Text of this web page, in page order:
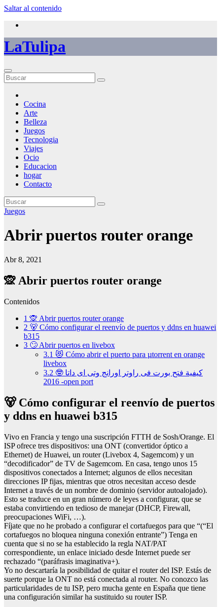
Saltar al contenido
LaTulipa
Cocina
Arte
Belleza
Juegos
Tecnologia
Viajes
Ocio
Educacion
hogar
Contacto
Juegos
Abrir puertos router orange
Abr 8, 2021
🙊 Abrir puertos router orange
Contenidos
1 🙊 Abrir puertos router orange
2 🐻 Cómo configurar el reenvío de puertos y ddns en huawei
b315
3 🙄 Abrir puertos en livebox
3.1 😻 Cómo abrir el puerto para µtorrent en orange
livebox
3.2 🤓 كيفية فتح بورت فى راوتر اورانج وتى اى داتا
2016 -open port
🐻 Cómo configurar el reenvío de puertos
y ddns en huawei b315
Vivo en Francia y tengo una suscripción FTTH de Sosh/Orange. El
ISP ofrece tres dispositivos: una ONT (convertidor óptico a
Ethernet) de Huawei, un router (Livebox 4, Sagemcom) y un
“decodificador” de TV de Sagemcom. En casa, tengo unos 15
dispositivos conectados a Internet; algunos de ellos necesitan
direcciones IP fijas, mientras que otros necesitan acceso desde
Internet a través de un nombre de dominio (servidor autoalojado).
Esto se traduce en un gran número de leyes a configurar, que se
estaba convirtiendo en tedioso de manejar (DHCP, Firewall,
preocupaciones WiFi, …).
Fíjate que no he probado a configurar el cortafuegos para que “(“El
cortafuegos no bloquea ninguna conexión entrante”) Tenga en
cuenta que si no se ha establecido la regla NAT/PAT
correspondiente, un enlace iniciado desde Internet puede ser
rechazado “(paráfrasis imaginativa+).
Yo no descartaría la posibilidad de quitar el router del ISP. Estás de
suerte porque la ONT no está conectada al router. No conozco las
particularidades de tu ISP, pero mucha gente en España que tiene
una configuración similar ha sustituido su router ISP.